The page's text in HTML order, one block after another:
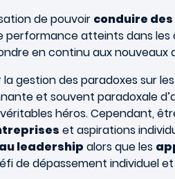
de pouvoir conduire
atteints dans
en continu aux
gestion des paradoxes sur les
et souvent paradoxale
héros. Cependant,
et aspirations
leadership alors que les
de dépassement individuel